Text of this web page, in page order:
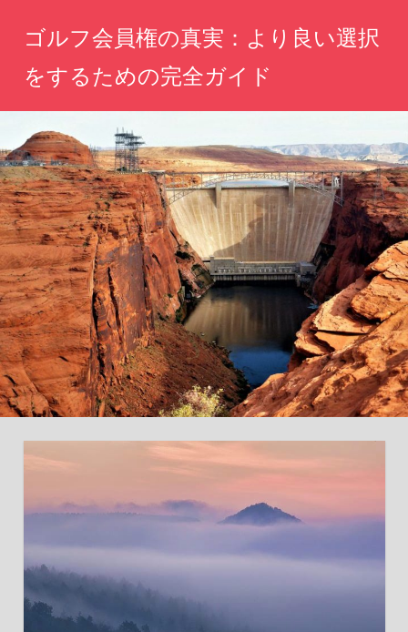
ツ
へ
ス
キ
ッ
プ
ゴルフ会員権の真実：より良い選択
をするための完全ガイド
の
ゴ
ル
フ
ラ
イ
フ
を
叶
え
る、
賢
い
選
択
の
満
載！